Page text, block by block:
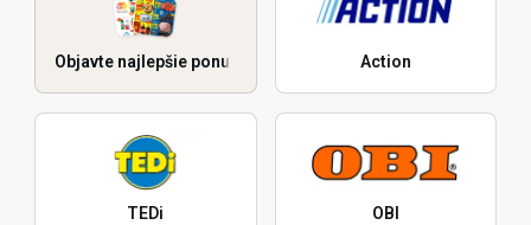
Objavte najlepšie ponuky Action
TEDi OBI